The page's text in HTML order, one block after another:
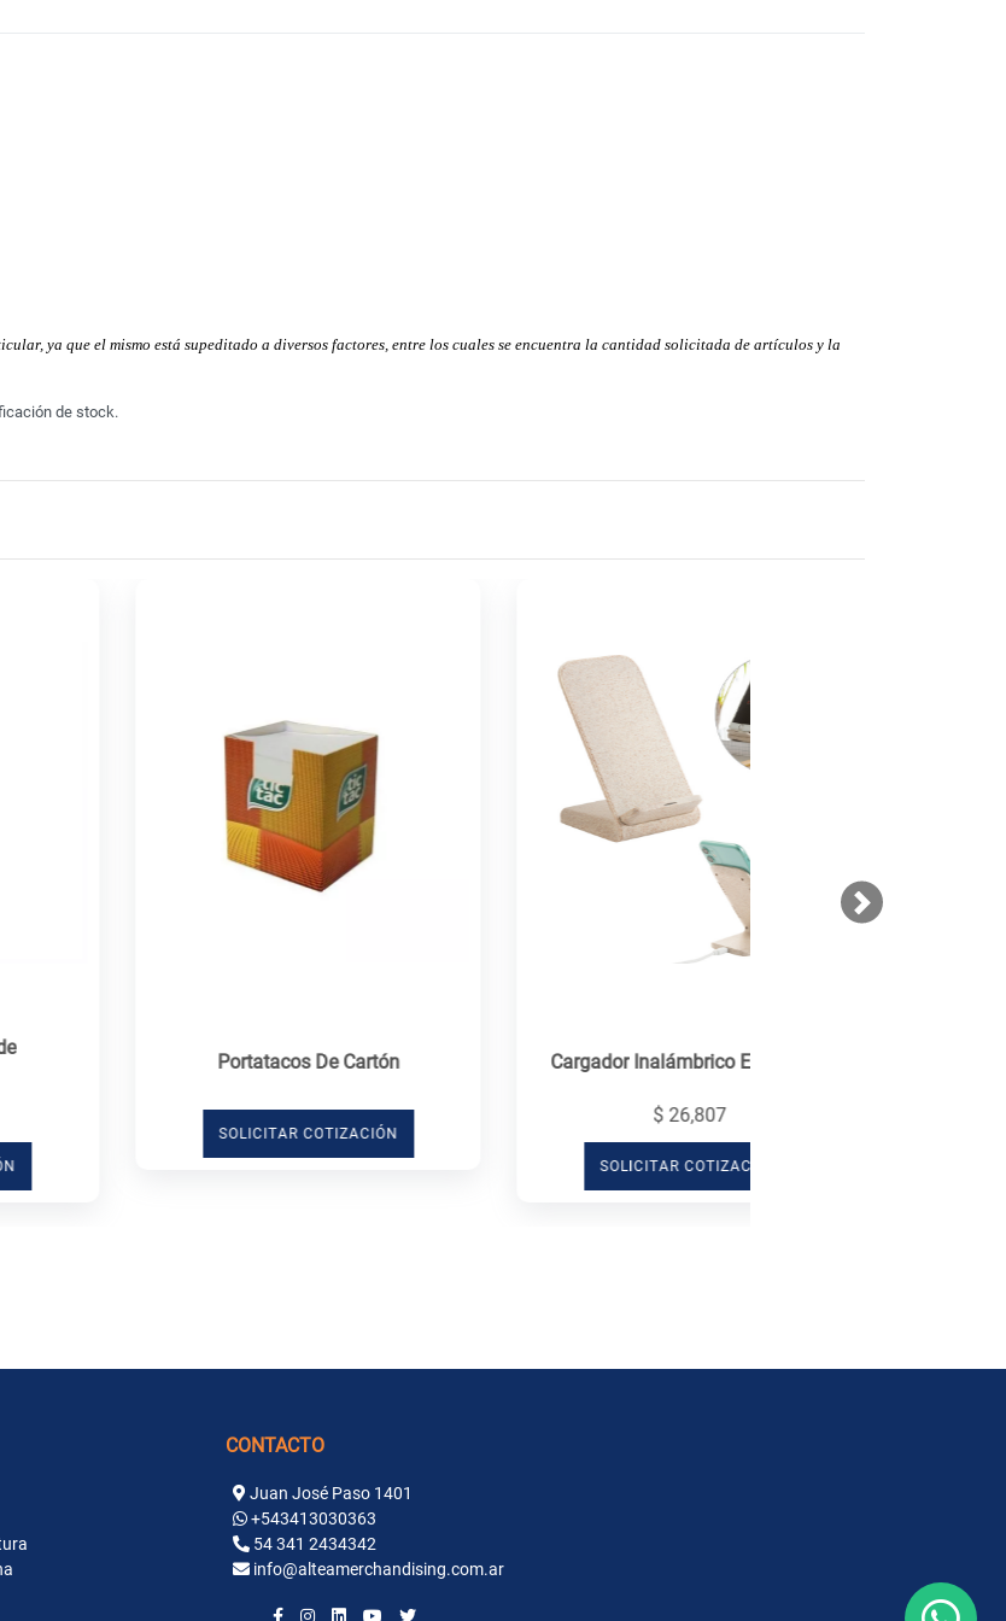
ya que el mismo está supeditado a diversos factores, entre los cuales se encuentra la cantidad solicitada de artículos y la
de stock.
Portatacos De Cartón
SOLICITAR COTIZACIÓN
Cargador Inalámbrico Eco Cereal
SOLICITAR COTIZACIÓN
Next
CONTACTO
Juan José Paso 1401
+543413030363
54 341 2434342
info@alteamerchandising.com.ar